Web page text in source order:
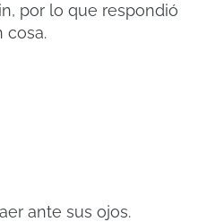
por lo que respondió
cosa.
ante sus ojos.